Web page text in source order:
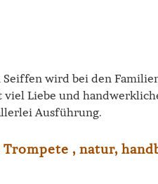
wird bei den
Liebe und
Ausführung.
, natur,